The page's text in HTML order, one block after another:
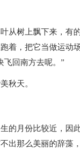
从树上飘下来，有
着，把它当做运动
飞回南方去呢。”
秋天。
的月份比较近，因
出那么美丽的辞藻